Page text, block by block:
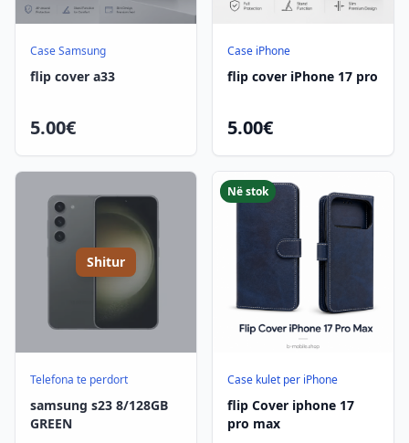
Case Samsung
flip cover a33
5.00€
Case iPhone
flip cover iPhone 17 pro
5.00€
Shitur
Telefona te perdort
samsung s23 8/128GB
GREEN
Case kulet per iPhone
flip Cover iphone 17
pro max
Në stok